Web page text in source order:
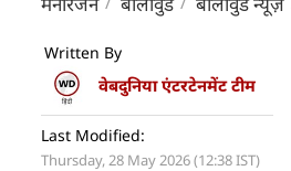
Written By
वेबदुनिया एंटरटेनमेंट टीम
Last Modified:
Thursday, 28 May 2026 (12:38 IST)